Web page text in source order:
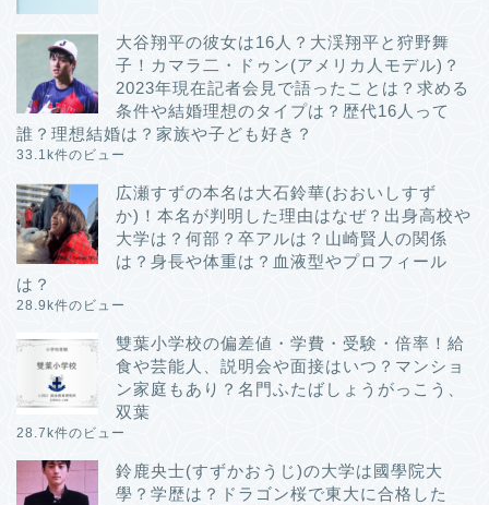
大谷翔平の彼女は16人？大渓翔平と狩野舞
子！カマラ二・ドゥン(アメリカ人モデル)？
2023年現在記者会見で語ったことは？求める
条件や結婚理想のタイプは？歴代16人って
誰？理想結婚は？家族や子ども好き？
33.1k件のビュー
広瀬すずの本名は大石鈴華(おおいしすず
か)！本名が判明した理由はなぜ？出身高校や
大学は？何部？卒アルは？山崎賢人の関係
は？身長や体重は？血液型やプロフィール
は？
28.9k件のビュー
雙葉小学校の偏差値・学費・受験・倍率！給
食や芸能人、説明会や面接はいつ？マンショ
ン家庭もあり？名門ふたばしょうがっこう、
双葉
28.7k件のビュー
鈴鹿央士(すずかおうじ)の大学は國學院大
學？学歴は？ドラゴン桜で東大に合格した